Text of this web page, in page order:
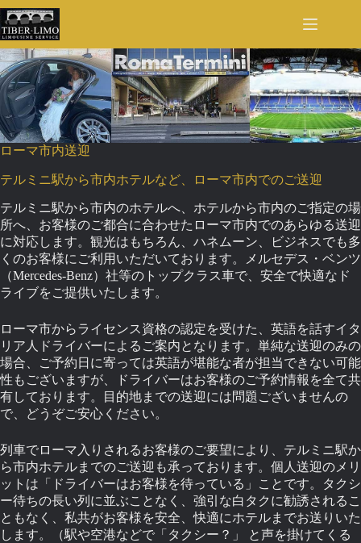
Skip
to
content
ローマ市内送迎
テルミニ駅から市内ホテルなど、ローマ市内でのご送迎
テルミニ駅から市内のホテルへ、ホテルから市内のご指定の場
所へ、お客様のご都合に合わせたローマ市内でのあらゆる送迎
に対応します。観光はもちろん、ハネムーン、ビジネスでも多
くのお客様にご利用いただいております。メルセデス・ベンツ
（Mercedes-Benz）社等のトップクラス車で、安全で快適なド
ライブをご提供いたします。
ローマ市からライセンス資格の認定を受けた、英語を話すイタ
リア人ドライバーによるご案内となります。単純な送迎のみの
場合、ご予約日に寄っては英語が堪能な者が担当できない可能
性もございますが、ドライバーはお客様のご予約情報を全て共
有しております。目的地までの送迎には問題ございませんの
で、どうぞご安心ください。
列車でローマ入りされるお客様のご要望により、テルミニ駅か
ら市内ホテルまでのご送迎も承っております。個人送迎のメリ
ットは「ドライバーはお客様を待っている」ことです。タクシ
ー待ちの長い列に並ぶことなく、強引な白タクに勧誘されるこ
ともなく、私共がお客様を安全、快適にホテルまでお送りいた
します。（駅や空港などで「タクシー？」 と声を掛けてくる